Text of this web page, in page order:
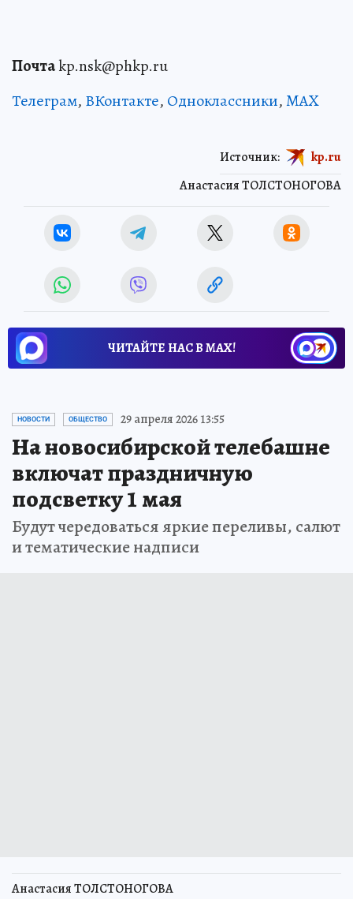
Почтаkp.nsk@phkp.ru
Телеграм, ВКонтакте, Одноклассники,MAX
Анастасия ТОЛСТОНОГОВА
Источник: kp.ru
ЧИТАЙТЕ НАС В МАХ!
НОВОСТИ ОБЩЕСТВО 29 апреля 2026 13:55
На новосибирской телебашне
включат праздничную
подсветку 1 мая
Будут чередоваться яркие переливы, салют
и тематические надписи
Анастасия ТОЛСТОНОГОВА